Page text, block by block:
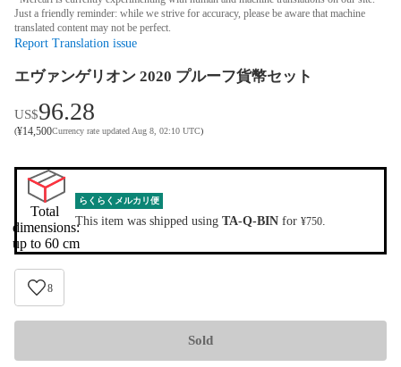
Just a friendly reminder: while we strive for accuracy, please be aware that machine
translated content may not be perfect.
Report Translation issue
エヴァンゲリオン 2020 プルーフ貨幣セット
US$96.28
(¥14,500Currency rate updated Aug 8, 02:10 UTC)
Total
dimensions:
up to 60 cm
らくらくメルカリ便
This item was shipped using TA-Q-BIN for ¥750.
8
Sold